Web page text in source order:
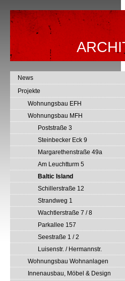
News
Projekte
Wohnungsbau EFH
Wohnungsbau MFH
Poststraße 3
Steinbecker Eck 9
Margarethenstraße 49a
Am Leuchtturm 5
Baltic Island
Schillerstraße 12
Strandweg 1
Wachtlerstraße 7 / 8
Parkallee 157
Seestraße 1 / 2
Luisenstr. / Hermannstr.
Wohnungsbau Wohnanlagen
Innenausbau, Möbel & Design